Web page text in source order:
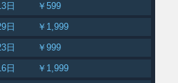
日
￥599
日
￥1,999
日
￥999
日
￥1,999